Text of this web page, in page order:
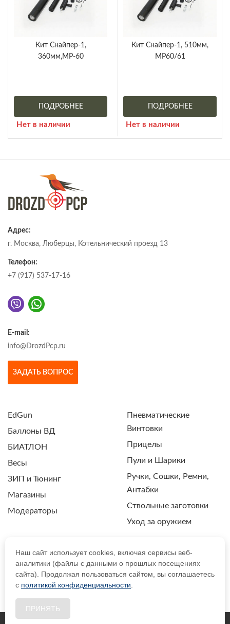
Кит Снайпер-1,
360мм,МР-60
ПОДРОБНЕЕ
Нет в наличии
Кит Снайпер-1, 510мм,
МР60/61
ПОДРОБНЕЕ
Нет в наличии
Адрес:
г. Москва, Люберцы, Котельнический проезд 13
Телефон:
+7 (917) 537-17-16
E-mail:
info@DrozdPcp.ru
ЗАДАТЬ ВОПРОС
EdGun
Баллоны ВД
БИАТЛОН
Весы
ЗИП и Тюнинг
Магазины
Модераторы
Пневматические
Винтовки
Прицелы
Пули и Шарики
Ручки, Сошки, Ремни,
Антабки
Ствольные заготовки
Уход за оружием
ПОЛИТИКА КОНФИДЕНЦИАЛЬНОСТИ
Наш сайт использует cookies, включая сервисы веб-
аналитики (файлы с данными о прошлых посещениях
сайта). Продолжая пользоваться сайтом, вы соглашаетесь
с политикой конфиденциальности
ПРИНЯТЬ